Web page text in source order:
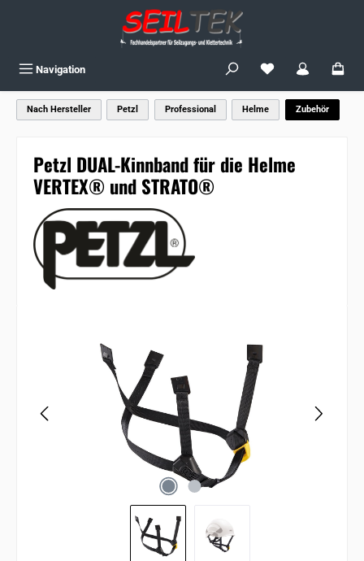
Navigation Du hast 0
Nach Hersteller Petzl Professional Helme Zubehör
Petzl DUAL-Kinnband für die Helme
VERTEX® und STRATO®